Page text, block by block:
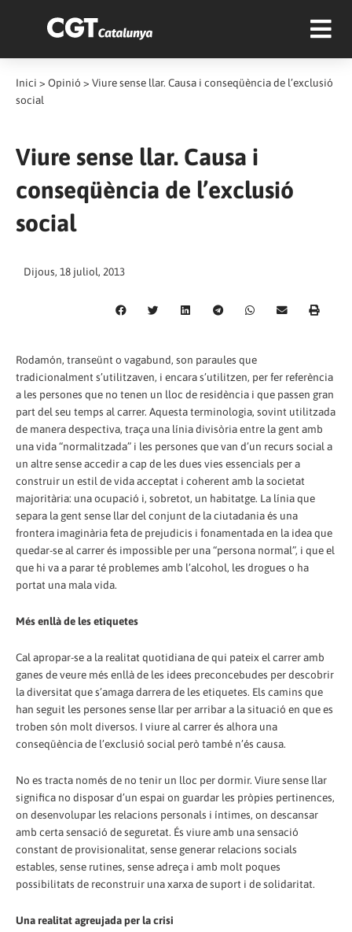
Inici > Opinió > Viure sense llar. Causa i conseqüència de l’exclusió
social
Viure sense llar. Causa i
conseqüència de l’exclusió
social
Dijous, 18 juliol, 2013
Rodamón, transeünt o vagabund, son paraules que
tradicionalment s’utilitzaven, i encara s’utilitzen, per fer referència
a les persones que no tenen un lloc de residència i que passen gran
part del seu temps al carrer. Aquesta terminologia, sovint utilitzada
de manera despectiva, traça una línia divisòria entre la gent amb
una vida “normalitzada” i les persones que van d’un recurs social a
un altre sense accedir a cap de les dues vies essencials per a
construir un estil de vida acceptat i coherent amb la societat
majoritària: una ocupació i, sobretot, un habitatge. La línia que
separa la gent sense llar del conjunt de la ciutadania és una
frontera imaginària feta de prejudicis i fonamentada en la idea que
quedar-se al carrer és impossible per una “persona normal”, i que el
que hi va a parar té problemes amb l’alcohol, les drogues o ha
portat una mala vida.
Més enllà de les etiquetes
Cal apropar-se a la realitat quotidiana de qui pateix el carrer amb
ganes de veure més enllà de les idees preconcebudes per descobrir
la diversitat que s’amaga darrera de les etiquetes. Els camins que
han seguit les persones sense llar per arribar a la situació en que es
troben són molt diversos. I viure al carrer és alhora una
conseqüència de l’exclusió social però també n’és causa.
No es tracta només de no tenir un lloc per dormir. Viure sense llar
significa no disposar d’un espai on guardar les pròpies pertinences,
on desenvolupar les relacions personals i íntimes, on descansar
amb certa sensació de seguretat. És viure amb una sensació
constant de provisionalitat, sense generar relacions socials
estables, sense rutines, sense adreça i amb molt poques
possibilitats de reconstruir una xarxa de suport i de solidaritat.
Una realitat agreujada per la crisi